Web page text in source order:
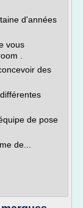
d'années
vous
.
des
de pose
de...